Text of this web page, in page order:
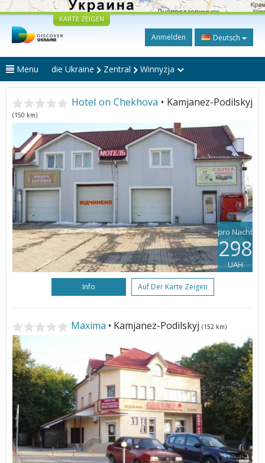
KARTE ZEIGEN
Anmelden Deutsch
Menu die Ukraine Zentral Winnyzja
Hotel on Chekhova • Kamjanez-Podilskyj
(150 km)
pro Nacht
298
UAH
Info Auf Der Karte Zeigen
Maxima • Kamjanez-Podilskyj (152 km)